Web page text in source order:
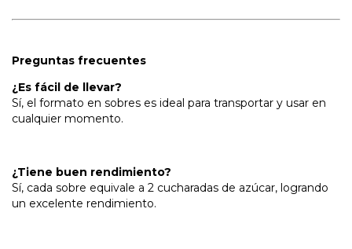
Preguntas frecuentes
¿Es fácil de llevar?
Sí, el formato en sobres es ideal para transportar y usar en
cualquier momento.
¿Tiene buen rendimiento?
Sí, cada sobre equivale a 2 cucharadas de azúcar, logrando
un excelente rendimiento.